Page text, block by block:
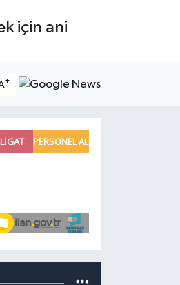
için ani
+